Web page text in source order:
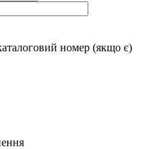
номер (якщо є)